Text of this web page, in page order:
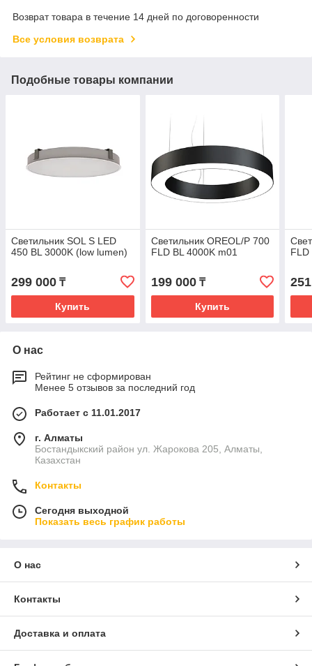
Возврат товара в течение 14 дней по договоренности
Все условия возврата
Подобные товары компании
Светильник SOL S LED
450 BL 3000K (low lumen)
299 000 ₸
Купить
Светильник OREOL/P 700
FLD BL 4000K m01
199 000₸
Купить
FLD
О нас
Рейтинг не сформирован
Менее 5 отзывов за последний год
Работает с 11.01.2017
г. Алматы
Бостандыкский район ул. Жарокова 205, Алматы,
Казахстан
Контакты
Сегодня выходной
Показать весь график работы
О нас
Контакты
Доставка и оплата